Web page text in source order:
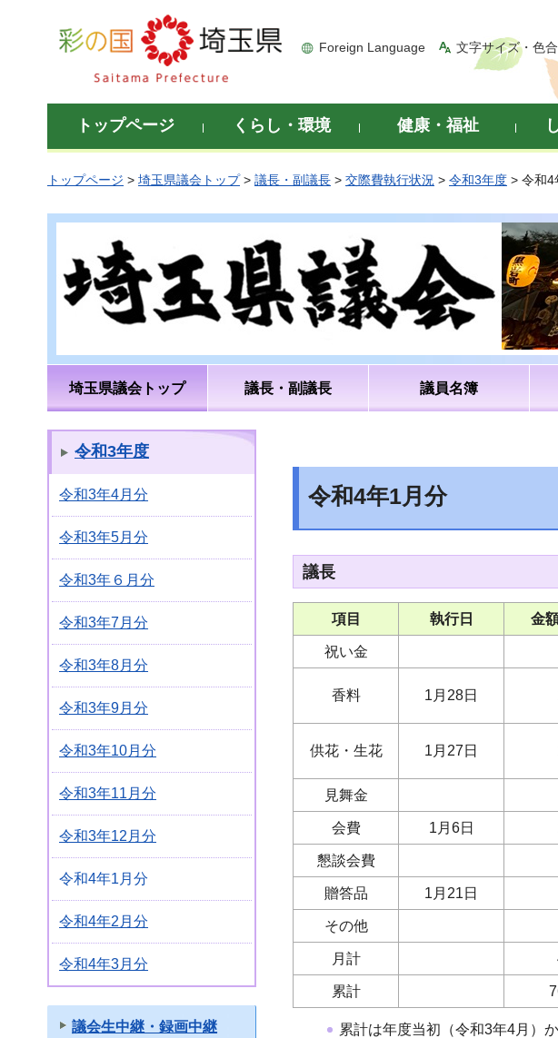
彩の国 埼玉県
Foreign Language 文字サイズ・色
トップページ くらし・環境 健康・福祉
トップページ > 埼玉県議会トップ> 議長・副議長 > 交際費執行状況 > 令和3年度 > 令和4
埼玉県議会トップ 議長・副議長 議員名簿
令和3年度
令和3年4月分
令和3年5月分
令和3年６月分
令和3年7月分
令和3年8月分
令和3年9月分
令和3年10月分
令和3年11月分
令和3年12月分
令和4年1月分
令和4年2月分
令和4年3月分
議会生中継・録画中継
令和4年1月分
議長
項目 執行日 金
祝い金
香料 1月28日
供花・生花 1月27日
見舞金
会費 1月6日
懇談会費
贈答品 1月21日
その他
月計
累計
累計は年度当初（令和3年4月）